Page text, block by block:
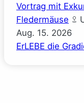
Vortrag mit
Fledermäuse
Aug. 15. 2026
ErLEBE die